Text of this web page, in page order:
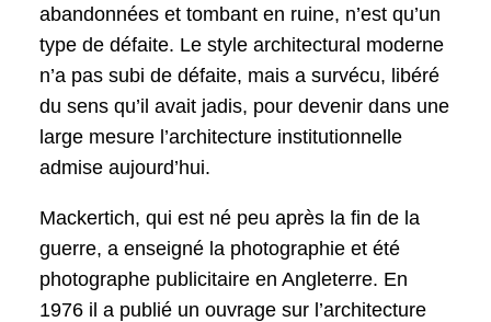
abandonnées et tombant en ruine, n’est qu’un
type de défaite. Le style architectural moderne
n’a pas subi de défaite, mais a survécu, libéré
du sens qu’il avait jadis, pour devenir dans une
large mesure l’architecture institutionnelle
admise aujourd’hui.
Mackertich, qui est né peu après la fin de la
guerre, a enseigné la photographie et été
photographe publicitaire en Angleterre. En
1976 il a publié un ouvrage sur l’architecture